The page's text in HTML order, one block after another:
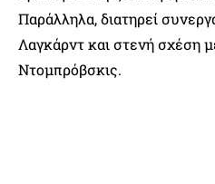
Παράλληλα, διατηρεί
Λαγκάρντ και στενή σχέση
Ντομπρόβσκις.